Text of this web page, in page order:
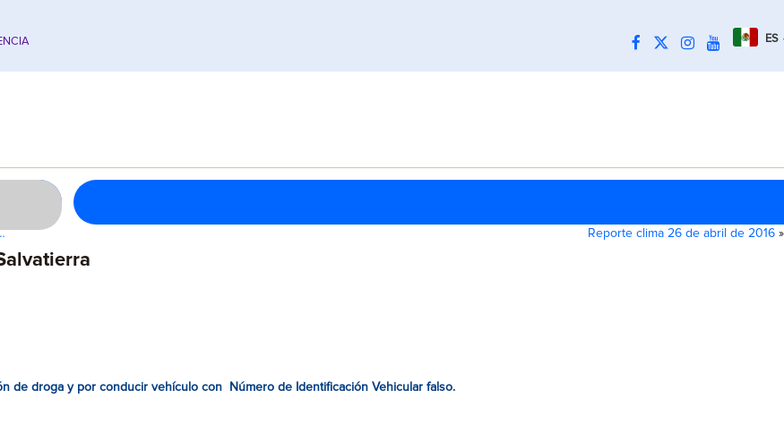
ES
Reporte clima 26 de abril de 2016 »
de droga y por conducir vehículo con Número de Identificación Vehicular falso.